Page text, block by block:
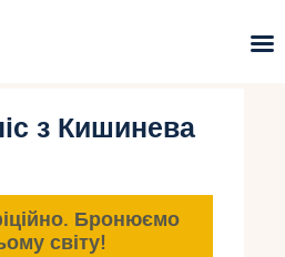
з Кишинева
Бронюємо
світу!